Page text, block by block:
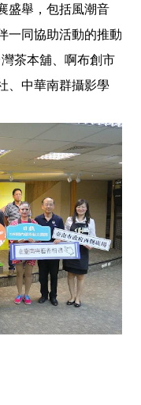
盛舉，包括風潮音
一同協助活動的推動
茶本舖、啊布創市
、中華南群攝影學